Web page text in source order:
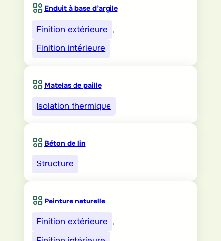
Enduit à base d’argile
Finition extérieure ,
Finition intérieure
Matelas de paille
Isolation thermique
Béton de lin
Structure
Peinture naturelle
Finition extérieure ,